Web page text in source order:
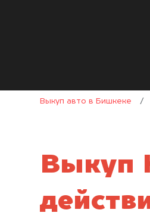
Выкуп авто в Бишкеке /
Выкуп